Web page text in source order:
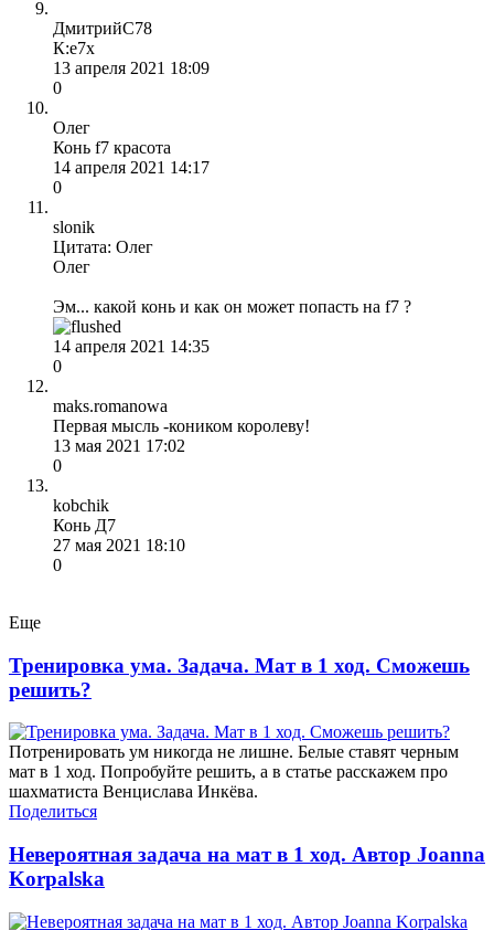
ДмитрийС78
К:е7х
13 апреля 2021 18:09
0
Олег
Конь f7 красота
14 апреля 2021 14:17
0
slonik
Цитата: Олег
Олег
Эм... какой конь и как он может попасть на f7 ?
14 апреля 2021 14:35
0
maks.romanowa
Первая мысль -коником королеву!
13 мая 2021 17:02
0
kobchik
Конь Д7
27 мая 2021 18:10
0
Еще
Тренировка ума. Задача. Мат в 1 ход. Сможешь
решить?
Потренировать ум никогда не лишне. Белые ставят черным
мат в 1 ход. Попробуйте решить, а в статье расскажем про
шахматиста Венцислава Инкёва.
Поделиться
Невероятная задача на мат в 1 ход. Автор Joanna
Korpalska